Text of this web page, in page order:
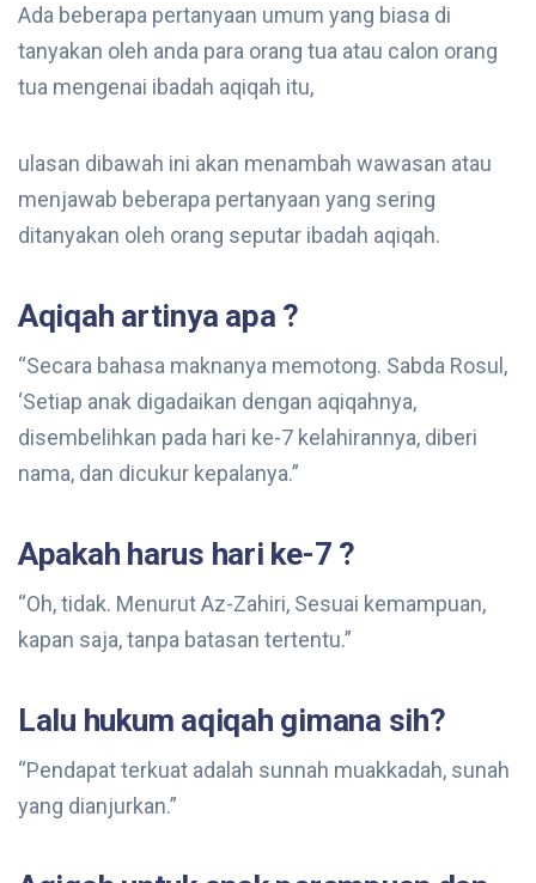
Ada beberapa pertanyaan umum yang biasa di
tanyakan oleh anda para orang tua atau calon orang
tua mengenai ibadah aqiqah itu,
ulasan dibawah ini akan menambah wawasan atau
menjawab beberapa pertanyaan yang sering
ditanyakan oleh orang seputar ibadah aqiqah.
Aqiqah artinya apa ?
“Secara bahasa maknanya memotong. Sabda Rosul,
‘Setiap anak digadaikan dengan aqiqahnya,
disembelihkan pada hari ke-7 kelahirannya, diberi
nama, dan dicukur kepalanya.”
Apakah harus hari ke-7 ?
“Oh, tidak. Menurut Az-Zahiri, Sesuai kemampuan,
kapan saja, tanpa batasan tertentu.”
Lalu hukum aqiqah gimana sih?
“Pendapat terkuat adalah sunnah muakkadah, sunah
yang dianjurkan.”